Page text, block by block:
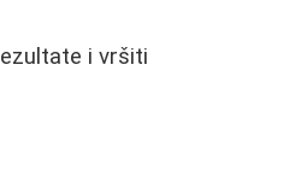
i vršiti